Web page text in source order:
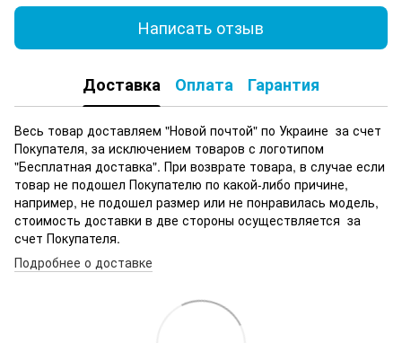
Написать отзыв
Доставка Оплата Гарантия
Весь товар доставляем "Новой почтой" по Украине за счет
Покупателя, за исключением товаров с логотипом
"Бесплатная доставка". При возврате товара, в случае если
товар не подошел Покупателю по какой-либо причине,
например, не подошел размер или не понравилась модель,
стоимость доставки в две стороны осуществляется за
счет Покупателя.
Подробнее о доставке